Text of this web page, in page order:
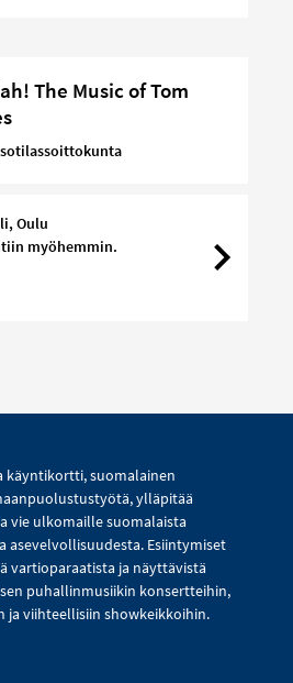
The Music of Tom
Oulu
myöhemmin.
käyntikortti, suomalainen
ylläpitää
vie ulkomaille suomalaista
Esiintymiset
vartioparaatista ja näyttävistä
puhallinmusiikin konsertteihin,
ja viihteellisiin showkeikkoihin.